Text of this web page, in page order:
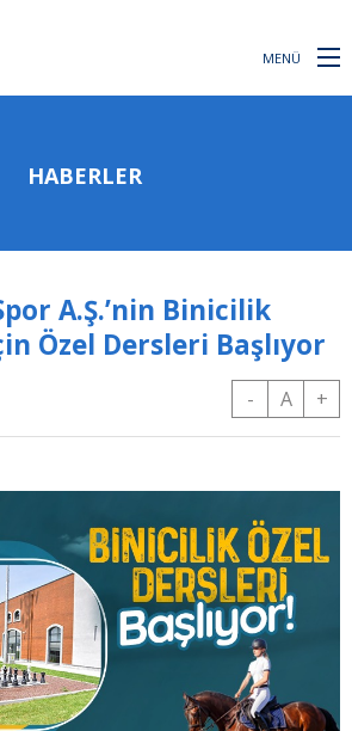
MENÜ
HABERLER
A.Ş.’nin Binicilik
Özel Dersleri Başlıyor
- A +